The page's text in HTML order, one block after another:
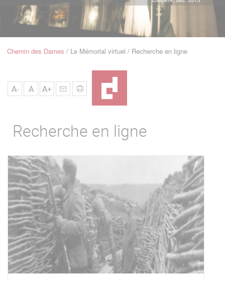
Navigation
Fil
Chemin des Dames Le Mémorial virtuel Recherche en ligne
A- A A+
Recherche en ligne